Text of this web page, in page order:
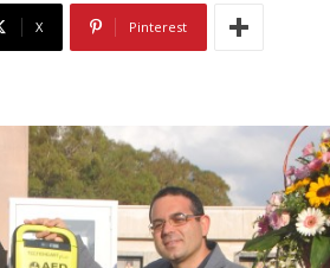
X Pinterest